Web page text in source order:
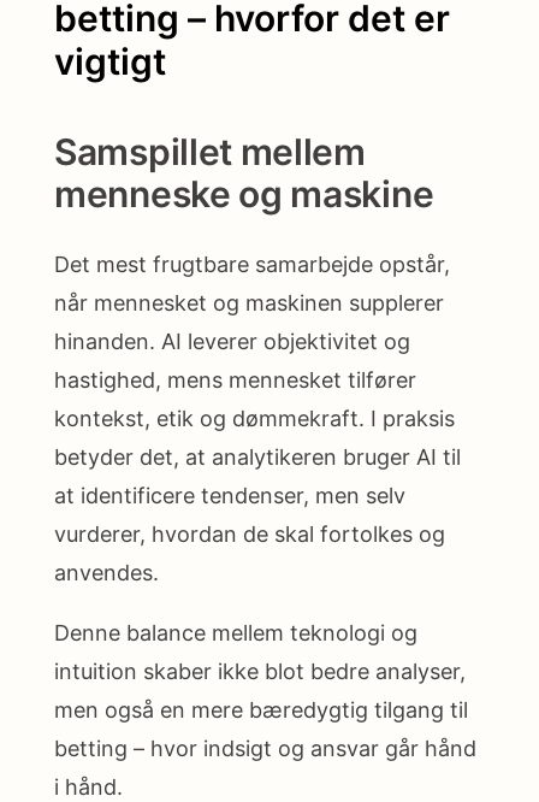
betting – hvorfor det er
vigtigt
Samspillet mellem
menneske og maskine
Det mest frugtbare samarbejde opstår,
når mennesket og maskinen supplerer
hinanden. AI leverer objektivitet og
hastighed, mens mennesket tilfører
kontekst, etik og dømmekraft. I praksis
betyder det, at analytikeren bruger AI til
at identificere tendenser, men selv
vurderer, hvordan de skal fortolkes og
anvendes.
Denne balance mellem teknologi og
intuition skaber ikke blot bedre analyser,
men også en mere bæredygtig tilgang til
betting – hvor indsigt og ansvar går hånd
i hånd.